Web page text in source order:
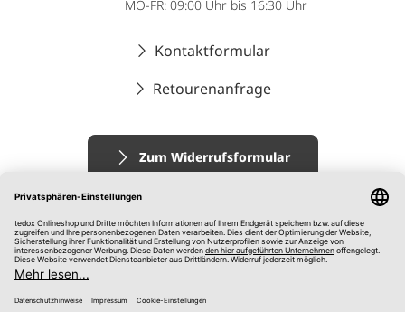
MO-FR: 09:00 Uhr bis 16:30 Uhr
Kontaktformular
Retourenanfrage
Zum Widerrufsformular
Impressum
AGB
Datenschutz